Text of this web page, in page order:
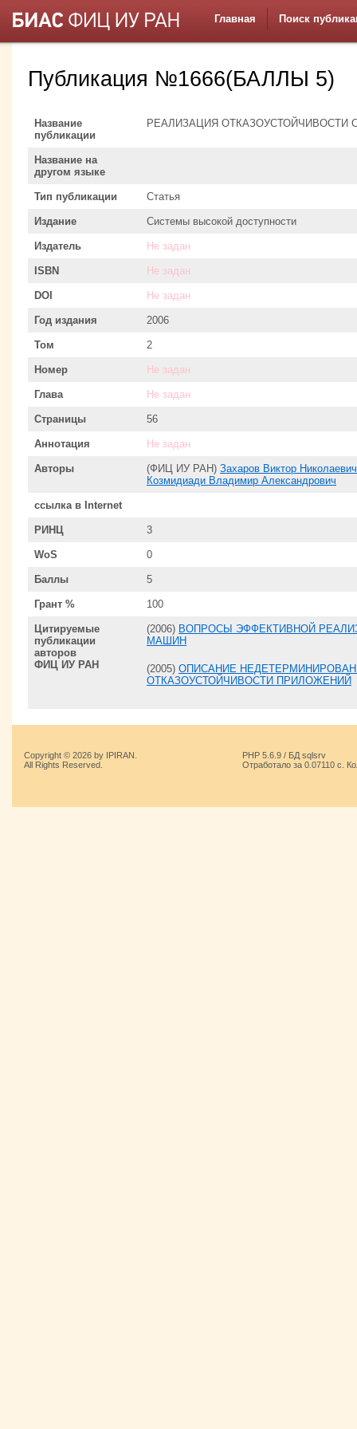
Главная Поиск
Публикация №1666(БАЛЛЫ 5)
Название
публикации
РЕАЛИЗАЦИЯ ОТКАЗОУСТОЙЧИВОСТИ
Название на
другом языке
Тип публикации Статья
Издание Системы высокой доступности
Издатель Не задан
ISBN Не задан
DOI Не задан
Год издания 2006
Том 2
Номер Не задан
Глава Не задан
Страницы 56
Аннотация Не задан
Авторы (ФИЦ ИУ РАН) Захаров Виктор Николаевич
Козмидиади Владимир Александрович
ссылка в Internet
РИНЦ 3
WoS 0
Баллы 5
Грант % 100
Цитируемые
публикации
авторов
ФИЦ ИУ РАН
(2006) ВОПРОСЫ ЭФФЕКТИВНОЙ
МАШИН
(2005) ОПИСАНИЕ
ОТКАЗОУСТОЙЧИВОСТИ ПРИЛОЖЕНИЙ
Copyright © 2026 by IPIRAN.
All Rights Reserved.
PHP 5.6.9 / БД sqlsrv
Отработало за 0.07110 с.